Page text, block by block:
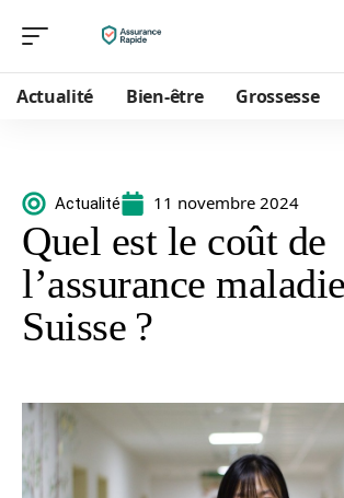
Actualité Bien-être Grossesse
Actualité 11 novembre 2024
Quel est le coût de
l’assurance
Suisse ?